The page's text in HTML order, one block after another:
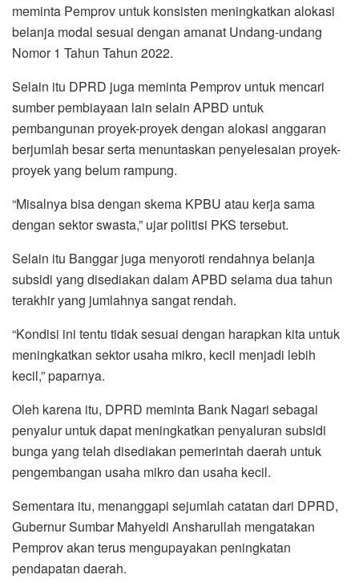
meminta Pemprov untuk konsisten meningkatkan alokasi
belanja modal sesuai dengan amanat Undang-undang
Nomor 1 Tahun Tahun 2022.
Selain itu DPRD juga meminta Pemprov untuk mencari
sumber pembiayaan lain selain APBD untuk
pembangunan proyek-proyek dengan alokasi anggaran
berjumlah besar serta menuntaskan penyelesaian proyek-
proyek yang belum rampung.
“Misalnya bisa dengan skema KPBU atau kerja sama
dengan sektor swasta,” ujar politisi PKS tersebut.
Selain itu Banggar juga menyoroti rendahnya belanja
subsidi yang disediakan dalam APBD selama dua tahun
terakhir yang jumlahnya sangat rendah.
“Kondisi ini tentu tidak sesuai dengan harapkan kita untuk
meningkatkan sektor usaha mikro, kecil menjadi lebih
kecil,” paparnya.
Oleh karena itu, DPRD meminta Bank Nagari sebagai
penyalur untuk dapat meningkatkan penyaluran subsidi
bunga yang telah disediakan pemerintah daerah untuk
pengembangan usaha mikro dan usaha kecil.
Sementara itu, menanggapi sejumlah catatan dari DPRD,
Gubernur Sumbar Mahyeldi Ansharullah mengatakan
Pemprov akan terus mengupayakan peningkatan
pendapatan daerah.